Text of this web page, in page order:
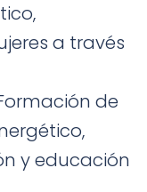
a través
de
y educación